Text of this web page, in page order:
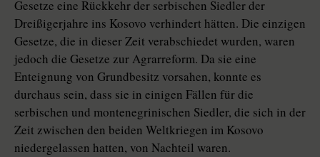
Gesetze eine Rückkehr der serbischen Siedler der
Dreißigerjahre ins Kosovo verhindert hätten. Die einzigen
Gesetze, die in dieser Zeit verabschiedet wurden, waren
jedoch die Gesetze zur Agrarreform. Da sie eine
Enteignung von Grundbesitz vorsahen, konnte es
durchaus sein, dass sie in einigen Fällen für die
serbischen und montenegrinischen Siedler, die sich in der
Zeit zwischen den beiden Weltkriegen im Kosovo
niedergelassen hatten, von Nachteil waren.